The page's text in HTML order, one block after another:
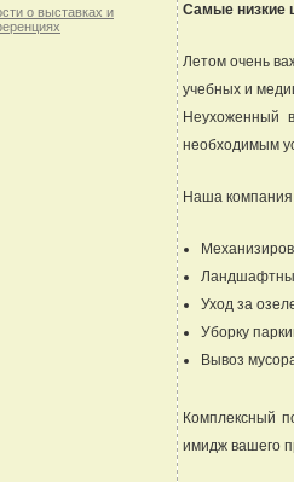
о выставках и
Самые низкие
Летом очень
учебных и
Неухоженный
необходимым
Наша компания
Уход за
Уборку
Вывоз
Комплексный
имидж вашего